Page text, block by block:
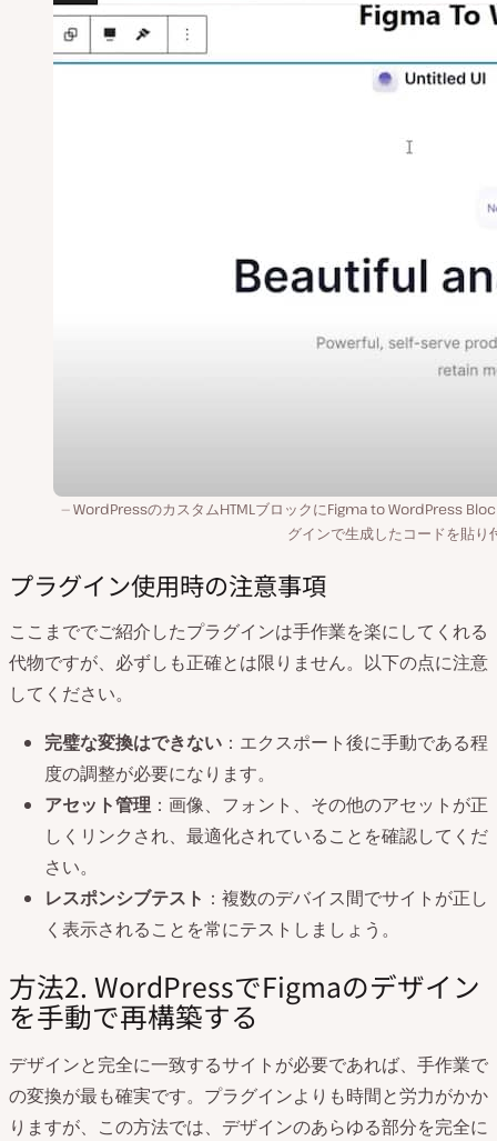
WordPressのカスタムHTMLブロックにFigma to WordPress
グインで生成したコードを貼り
プラグイン使用時の注意事項
ここまででご紹介したプラグインは手作業を楽にしてくれる
代物ですが、必ずしも正確とは限りません。以下の点に注意
してください。
完璧な変換はできない ：エクスポート後に手動である程
度の調整が必要になります。
アセット管理 ：画像、フォント、その他のアセットが正
しくリンクされ、最適化されていることを確認してくだ
さい。
レスポンシブテスト ：複数のデバイス間でサイトが正し
く表示されることを常にテストしましょう。
方法2. WordPressでFigmaのデザイン
を手動で再構築する
デザインと完全に一致するサイトが必要であれば、手作業で
の変換が最も確実です。プラグインよりも時間と労力がかか
りますが、この方法では、デザインのあらゆる部分を完全に